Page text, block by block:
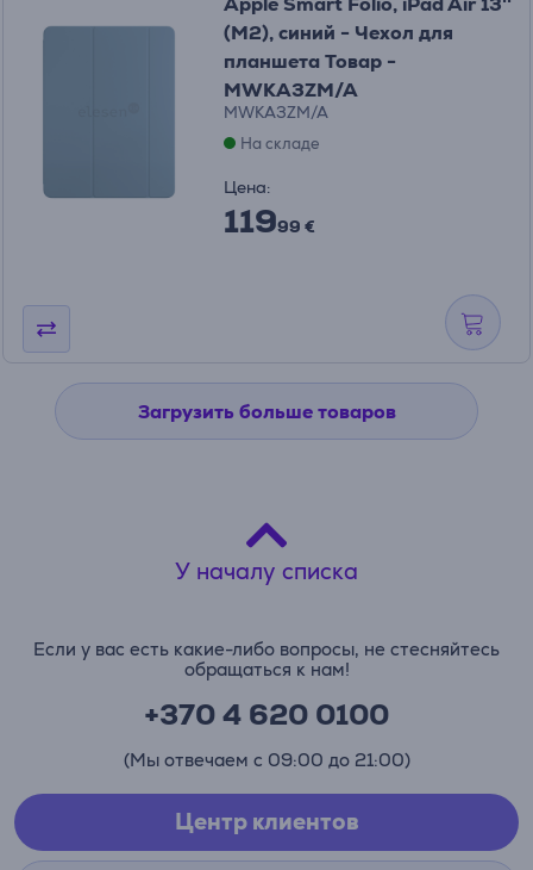
(M2), синий - Чехол для
планшета Товар -
MWKA3ZM/A
MWKA3ZM/A
На складе
Цена:
11999 €
Загрузить больше товаров
У началу списка
Если у вас есть какие-либо вопросы, не стесняйтесь
обращаться к нам!
+370 4 620 0100
(Мы отвечаем с 09:00 до 21:00)
Центр клиентов